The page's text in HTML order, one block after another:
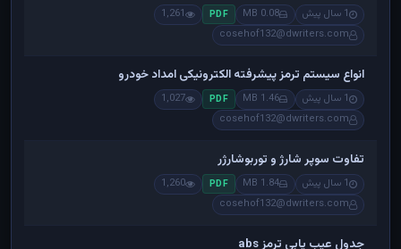
1 سال پیش 0.08 MB
PDF
1,261
cosehof132@dwriters.com
انواع سیستم ترمز پیشرفته الکترونیکی امداد خودرو
1 سال پیش 1.46 MB
PDF
1,027
cosehof132@dwriters.com
تفاوت سوپر شارژ و توربوشارژر
1 سال پیش 1.84 MB
PDF
1,260
cosehof132@dwriters.com
جدول عیب یابی ترمز abs